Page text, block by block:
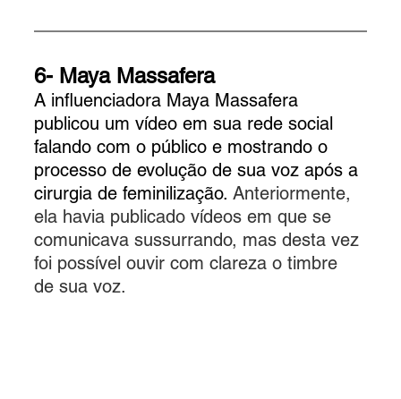
6- Maya Massafera
A influenciadora Maya Massafera
publicou um vídeo em sua rede social
falando com o público e mostrando o
processo de evolução de sua voz após a
cirurgia de feminilização. Anteriormente,
ela havia publicado vídeos em que se
comunicava sussurrando, mas desta vez
foi possível ouvir com clareza o timbre
de sua voz.